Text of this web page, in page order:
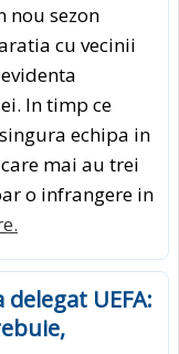
nou sezon
cu vecinii
In timp ce
echipa in
mai au trei
o infrangere in
UEFA: